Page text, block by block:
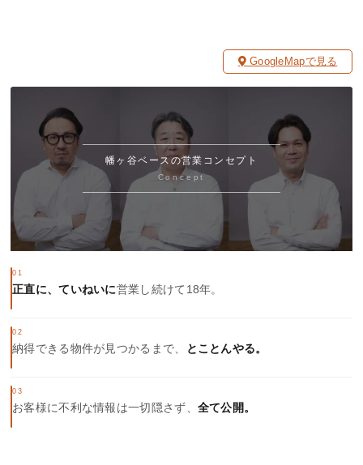
GoogleMapで見る
幡ヶ谷ベースの営業コンセプト
Concept
01
正直に、ていねいに営業し続けて18年。
02
納得できる物件が見つかるまで、 とことんやる。
03
お客様に不利な情報は一切隠さず、 全て公開。